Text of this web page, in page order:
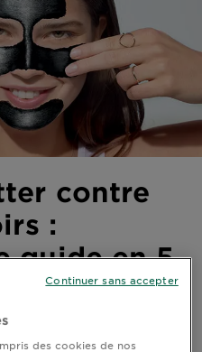
contre
:
guide en 5
des cookies de nos
Continuer sans accepter